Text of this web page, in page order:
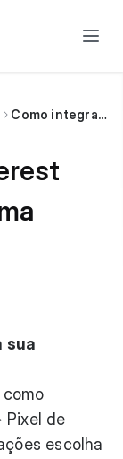
Como integrar o Pinterest Pixel em sua plataforma
sua
Pixel de
escolha